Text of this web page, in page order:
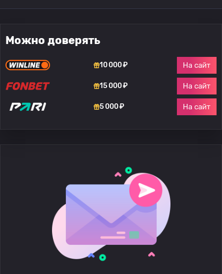
Можно доверять
10 000 ₽ На сайт
15 000 ₽ На сайт
5 000 ₽ На сайт